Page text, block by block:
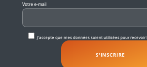
Votre e-mail
J'accepte que mes données soient utilisées pour